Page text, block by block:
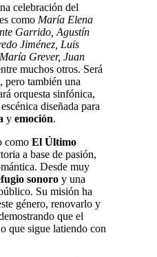
celebración del
como María Elena
Garrido, Agustín
Jiménez, Luis
Grever, Juan
muchos otros. Será
pero también una
orquesta sinfónica,
diseñada para
y emoción.
como El Último
a base de pasión,
Desde muy
sonoro y una
Su misión ha
género, renovarlo y
que el
que sigue latiendo con